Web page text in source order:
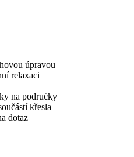
úpravou
relaxaci
na područky
křesla
dotaz